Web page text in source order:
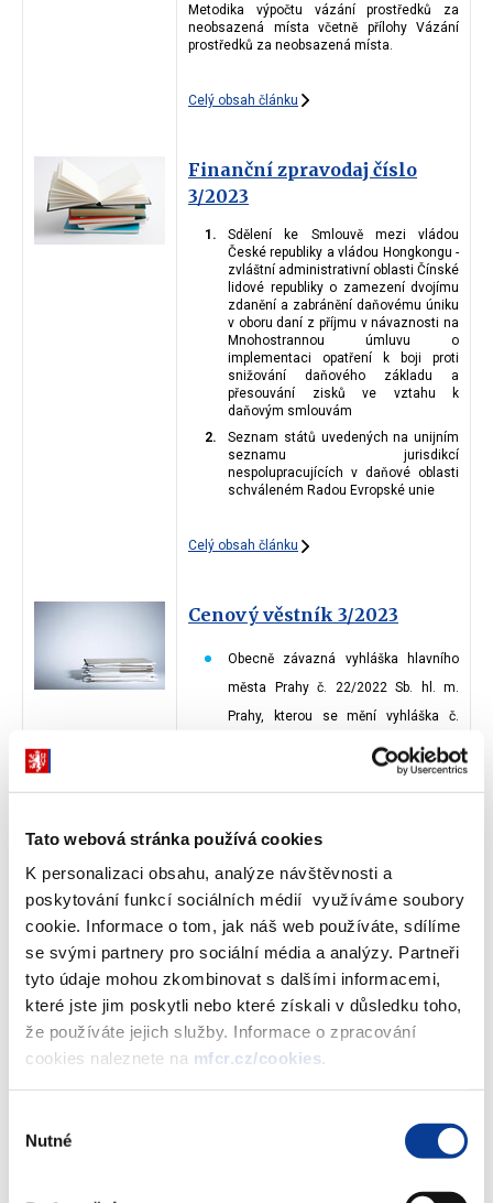
Tato webová stránka používá cookies
K personalizaci obsahu, analýze návštěvnosti a
poskytování funkcí sociálních médií využíváme soubory
cookie. Informace o tom, jak náš web používáte, sdílíme
se svými partnery pro sociální média a analýzy. Partneři
tyto údaje mohou zkombinovat s dalšími informacemi,
které jste jim poskytli nebo které získali v důsledku toho,
že používáte jejich služby. Informace o zpracování
cookies naleznete na mfcr.cz/cookies.
souhlasu
Nutné
Metodika výpočtu vázání prostředků za
neobsazená místa včetně přílohy Vázání
prostředků za neobsazená místa.
Celý obsah článku
Finanční zpravodaj číslo
3/2023
Sdělení ke Smlouvě mezi vládou
České republiky a vládou Hongkongu -
zvláštní administrativní oblasti Čínské
lidové republiky o zamezení dvojímu
zdanění a zabránění daňovému úniku
v oboru daní z příjmu v návaznosti na
Mnohostrannou úmluvu o
implementaci opatření k boji proti
snižování daňového základu a
přesouvání zisků ve vztahu k
daňovým smlouvám
Seznam států uvedených na unijním
seznamu jurisdikcí
nespolupracujících v daňové oblasti
schváleném Radou Evropské unie
Celý obsah článku
Cenový věstník 3/2023
Obecně závazná vyhláška hlavního
města Prahy č. 22/2022 Sb. hl. m.
Prahy, kterou se mění vyhláška č.
32/1998 Sb. hl. m. Prahy, o cenové
mapě stavebních pozemků, ve znění
Cenový věstník 4/2023
Přehled o provedených cenových
kontrolách v roce 2022
Celý obsah článku
Přehled platných smluv
zamezení dvojímu zdanění v oboru daní z